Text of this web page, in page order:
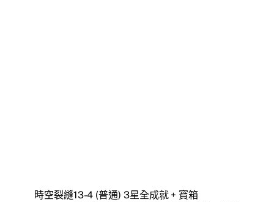
時空裂縫13-4 (普通) 3星全成就 + 寶箱